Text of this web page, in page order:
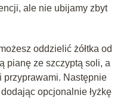
ale nie ubijamy zbyt
oddzielić żółtka od
pianę ze szczyptą soli, a
przyprawami. Następnie
opcjonalnie łyżkę